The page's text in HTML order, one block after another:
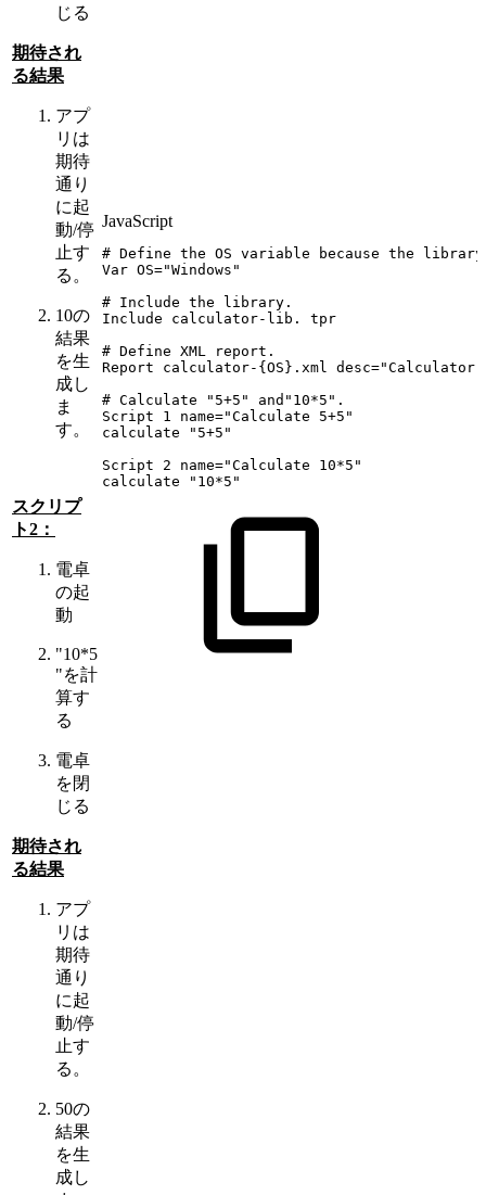
じる
期待され
る結果
アプ
リは
期待
通り
に起
動/停
止す
る。
10の
結果
を生
成し
ま
す。
スクリプ
ト2：
電卓
の起
動
"10*5
"を計
算す
る
電卓
を閉
じる
期待され
る結果
アプ
リは
期待
通り
に起
動/停
止す
る。
50の
結果
を生
成し
JavaScript
# Define the OS variable because the
library
Var OS="Windows"
# Include the library .
Include
calculator- lib .
tpr
# Define XML report .
Report
calculator- { OS } . xml desc="Calculator
# Calculate "5+5" and "10*5" .
Script
1 name="Calculate
5+5"
calculate
"5+5"
Script
2 name="Calculate
10*5"
calculate
"10*5"